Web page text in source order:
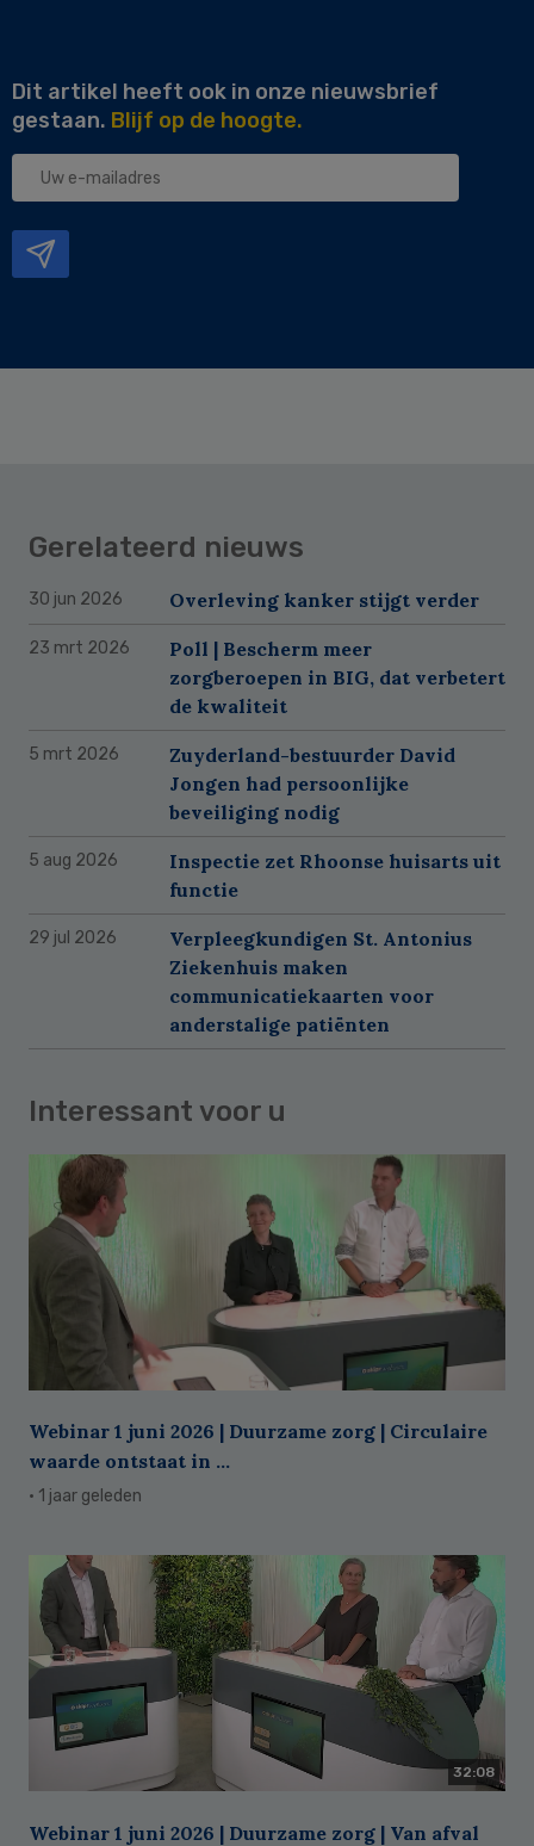
Dit artikel heeft ook in onze nieuwsbrief
gestaan. Blijf op de hoogte.
Uw
Gerelateerd nieuws
30 jun 2026 Overleving kanker stijgt verder
23 mrt 2026
Poll | Bescherm meer
zorgberoepen in BIG, dat verbetert
de kwaliteit
5 mrt 2026
Zuyderland-bestuurder David
Jongen had persoonlijke
beveiliging nodig
5 aug 2026
Inspectie zet Rhoonse huisarts uit
functie
29 jul 2026
Verpleegkundigen St. Antonius
Ziekenhuis maken
communicatiekaarten voor
anderstalige patiënten
Interessant voor u
Webinar 1 juni 2026 | Duurzame zorg | Circulaire
waarde ontstaat in ...
· 1 jaar geleden
32:08
Webinar 1 juni 2026 | Duurzame zorg | Van afval